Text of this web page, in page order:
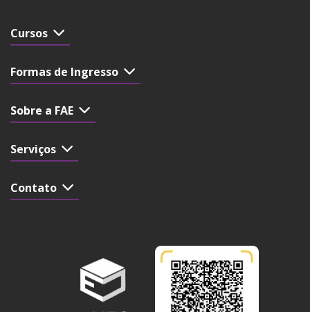
Cursos
Formas de Ingresso
Sobre a FAE
Serviços
Contato